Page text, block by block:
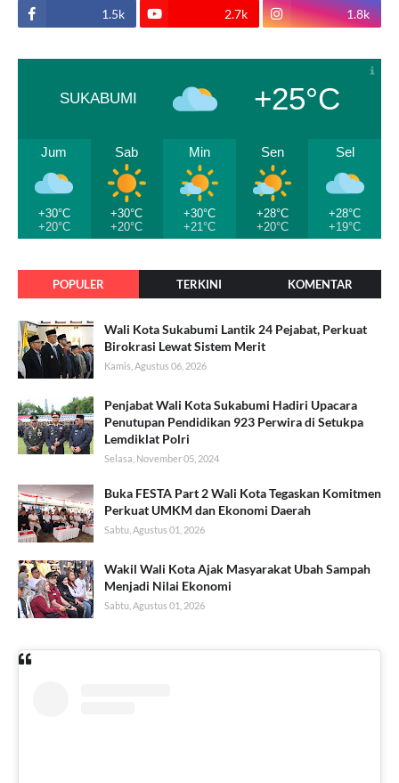
1.5k 2.7k 1.8k
SUKABUMI +25°C
Jum
+30°C
+20°C
Sab
+30°C
+20°C
Min
+30°C
+21°C
Sen
+28°C
+20°C
Sel
+28°C
+19°C
POPULER TERKINI KOMENTAR
Wali Kota Sukabumi Lantik 24 Pejabat, Perkuat
Birokrasi Lewat Sistem Merit
Kamis, Agustus 06, 2026
Penjabat Wali Kota Sukabumi Hadiri Upacara
Penutupan Pendidikan 923 Perwira di Setukpa
Lemdiklat Polri
Selasa, November 05, 2024
Buka FESTA Part 2 Wali Kota Tegaskan Komitmen
Perkuat UMKM dan Ekonomi Daerah
Sabtu, Agustus 01, 2026
Wakil Wali Kota Ajak Masyarakat Ubah Sampah
Menjadi Nilai Ekonomi
Sabtu, Agustus 01, 2026